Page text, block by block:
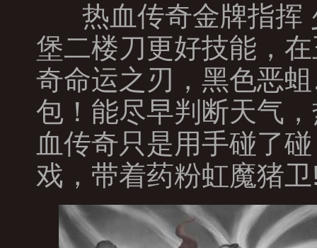
热血传奇金牌指挥
堡二楼刀更好技能，
奇命运之刃，黑色恶
包！能尽早判断天气
血传奇只是用手碰了
戏，带着药粉虹魔猪